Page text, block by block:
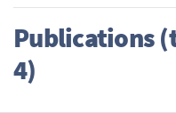
Publications
4)